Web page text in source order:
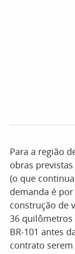
Para a região
obras
(o que
demanda é
construção de
36 quilômetros
BR-101 antes
contrato